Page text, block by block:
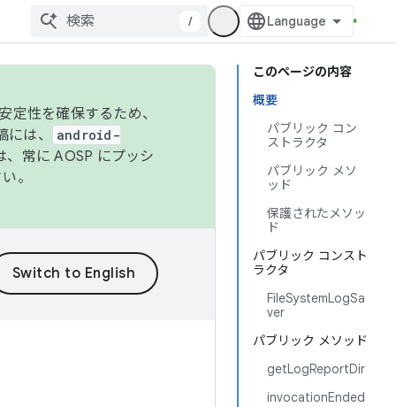
/
このページの内容
概要
パブリック コン
ストラクタ
パブリック メソ
ッド
保護されたメソッ
ド
パブリック コンスト
ラクタ
FileSystemLogSa
ver
パブリック メソッド
getLogReportDir
invocationEnded
性を確保するため、
は、
android-
常に AOSP にプッシ
。